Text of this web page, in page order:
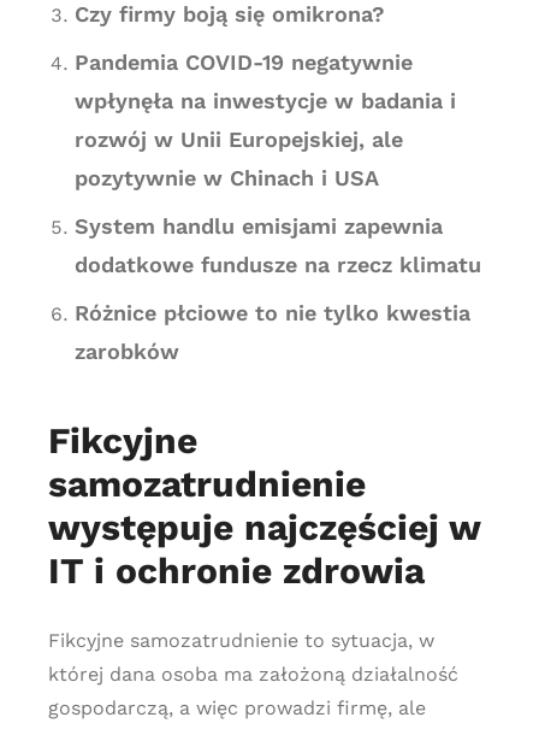
Czy firmy boją się omikrona?
Pandemia COVID-19 negatywnie
wpłynęła na inwestycje w badania i
rozwój w Unii Europejskiej, ale
pozytywnie w Chinach i USA
System handlu emisjami zapewnia
dodatkowe fundusze na rzecz klimatu
Różnice płciowe to nie tylko kwestia
zarobków
Fikcyjne
samozatrudnienie
występuje najczęściej w
IT i ochronie zdrowia
Fikcyjne samozatrudnienie to sytuacja, w
której dana osoba ma założoną działalność
gospodarczą, a więc prowadzi firmę, ale